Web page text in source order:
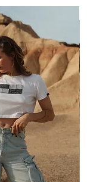
72 cm
74 cm
76 cm